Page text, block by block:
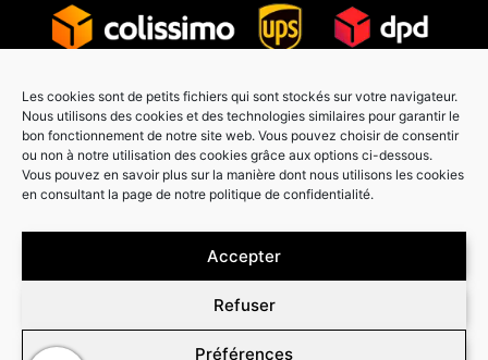
Les cookies sont de petits fichiers qui sont stockés sur votre navigateur.
Nous utilisons des cookies et des technologies similaires pour garantir le
bon fonctionnement de notre site web. Vous pouvez choisir de consentir
ou non à notre utilisation des cookies grâce aux options ci-dessous.
Vous pouvez en savoir plus sur la manière dont nous utilisons les cookies
en consultant la page de notre politique de confidentialité.
Accepter
Refuser
Préférences
Paiement sécurisé